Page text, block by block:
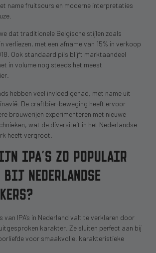
name fruitsours en moderne interpretaties
dat traditionele Belgische stijlen zoals
verliezen, met een afname van 15% in verkoop
Ook standaard pils blijft marktaandeel
in volume nog steeds het meest
hebben veel invloed gehad, met name uit
De craftbier-beweging heeft ervoor
brouwerijen experimenteren met nieuwe
wat de diversiteit in het Nederlandse
heeft vergroot.
IPA’S ZO POPULAIR
BIJ NEDERLANDSE
van IPA’s in Nederland valt te verklaren door
karakter. Ze sluiten perfect aan bij
voor smaakvolle, karakteristieke